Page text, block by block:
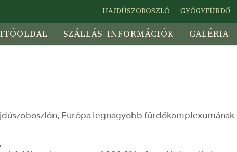
HAJDÚSZOBOSZLÓ GYÓGYFÜRDŐ
SZÁLLÁS INFORMÁCIÓK GALÉRIA
Európa legnagyobb fürdőkomplexumának